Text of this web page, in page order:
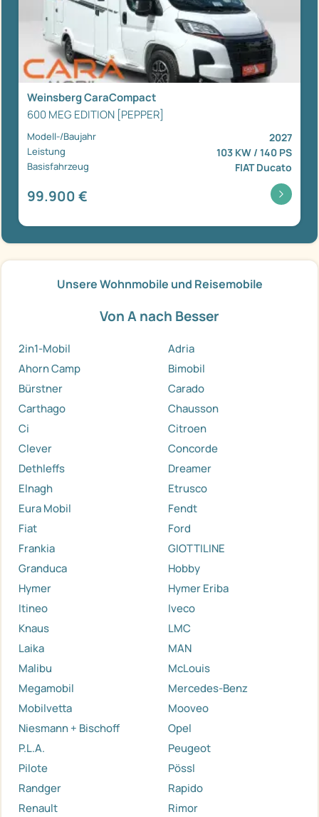
Weinsberg CaraCompact
600 MEG EDITION [PEPPER]
Modell-/Baujahr 2027
Leistung 103 KW / 140 PS
Basisfahrzeug FIAT Ducato
99.900 €
Unsere Wohnmobile und Reisemobile
Von A nach Besser
2in1-Mobil
Adria
Ahorn Camp
Bimobil
Bürstner
Carado
Carthago
Chausson
Ci
Citroen
Clever
Concorde
Dethleffs
Dreamer
Elnagh
Etrusco
Eura Mobil
Fendt
Fiat
Ford
Frankia
GIOTTILINE
Granduca
Hobby
Hymer
Hymer Eriba
Itineo
Iveco
Knaus
LMC
Laika
MAN
Malibu
McLouis
Megamobil
Mercedes-Benz
Mobilvetta
Mooveo
Niesmann + Bischoff
Opel
P.L.A.
Peugeot
Pilote
Pössl
Randger
Rapido
Renault
Rimor